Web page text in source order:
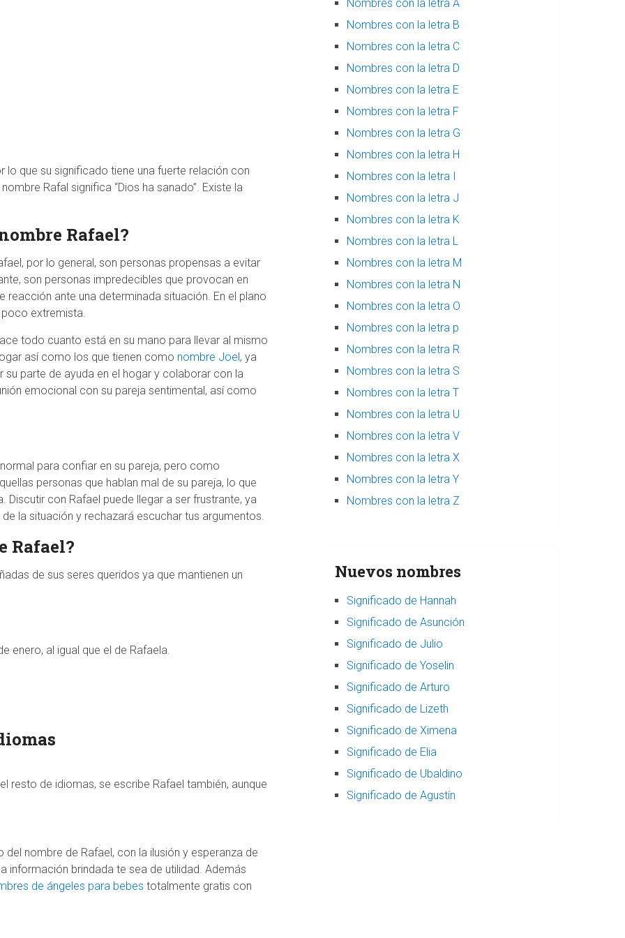
lo que su significado tiene una fuerte relación con
Rafal significa “Dios ha sanado”. Existe la
Rafael?
por lo general, son personas propensas a evitar
son personas impredecibles que provocan en
ante una determinada situación. En el plano
extremista.
todo cuanto está en su mano para llevar al mismo
así como los que tienen como nombre Joel , ya
parte de ayuda en el hogar y colaborar con la
emocional con su pareja sentimental, así como
para confiar en su pareja, pero como
personas que hablan mal de su pareja, lo que
Discutir con Rafael puede llegar a ser frustrante, ya
la situación y rechazará escuchar tus argumentos.
Rafael?
de sus seres queridos ya que mantienen un
enero, al igual que el de Rafaela.
resto de idiomas, se escribe Rafael también, aunque
nombre de Rafael, con la ilusión y esperanza de
información brindada te sea de utilidad. Además
de ángeles para bebes totalmente gratis con
Nombres con la letra A
Nombres con la letra B
Nombres con la letra C
Nombres con la letra D
Nombres con la letra E
Nombres con la letra F
Nombres con la letra G
Nombres con la letra H
Nombres con la letra I
Nombres con la letra J
Nombres con la letra K
Nombres con la letra L
Nombres con la letra M
Nombres con la letra N
Nombres con la letra O
Nombres con la letra p
Nombres con la letra R
Nombres con la letra S
Nombres con la letra T
Nombres con la letra U
Nombres con la letra V
Nombres con la letra X
Nombres con la letra Y
Nombres con la letra Z
Nuevos nombres
Significado de Hannah
Significado de Asunción
Significado de Julio
Significado de Yoselin
Significado de Arturo
Significado de Lizeth
Significado de Ximena
Significado de Elia
Significado de Ubaldino
Significado de Agustín